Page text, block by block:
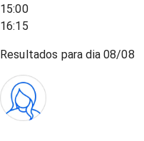
15:00
16:15
Resultados para dia08/08